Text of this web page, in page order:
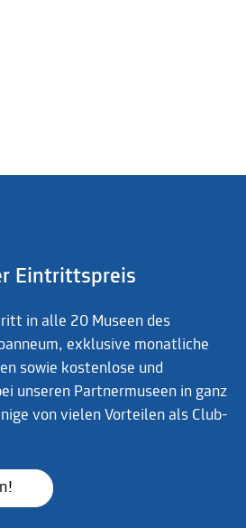
Eintrittspreis
in alle 20 Museen des
exklusive monatliche
sowie kostenlose und
unseren Partnermuseen in ganz
von vielen Vorteilen als Club-